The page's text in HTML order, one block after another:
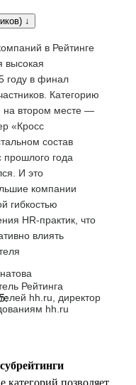
↓
в Рейтинге
высокая
году в финал
Категорию
на втором месте —
«Кросс
состав
прошлого года
И это
компании
гибкостью
HR-практик, что
влиять
Рейтинга
hh.ru, директор
hh.ru
субрейтинги
категорий позволяет